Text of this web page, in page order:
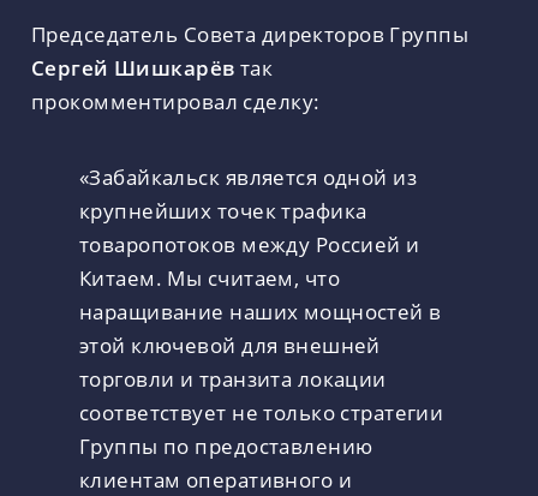
Председатель Совета директоров Группы
Сергей Шишкарёв так
прокомментировал сделку:
«Забайкальск является одной из
крупнейших точек трафика
товаропотоков между Россией и
Китаем. Мы считаем, что
наращивание наших мощностей в
этой ключевой для внешней
торговли и транзита локации
соответствует не только стратегии
Группы по предоставлению
клиентам оперативного и